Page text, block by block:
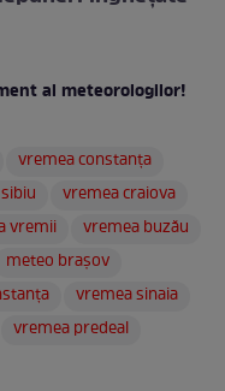
al meteorologilor!
vremea constanța
vremea craiova
vremii
vremea buzău
meteo brașov
vremea sinaia
vremea predeal